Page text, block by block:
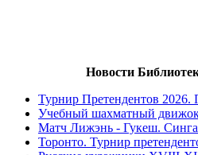
Новости
Турнир Претендентов 2026.
Учебный шахматный
Матч Лижэнь - Гукеш.
Торонто. Турнир